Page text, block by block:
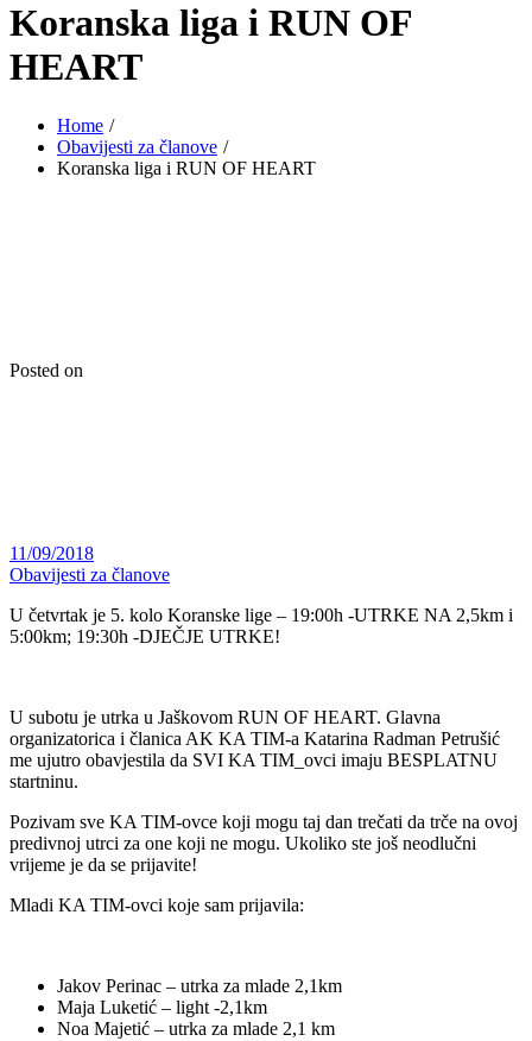
Koranska liga i RUN OF
HEART
Home
Obavijesti za članove
Koranska liga i RUN OF HEART
Posted on
11/09/2018
Obavijesti za članove
U četvrtak je 5. kolo Koranske lige – 19:00h -UTRKE NA 2,5km i
5:00km; 19:30h -DJEČJE UTRKE!
U subotu je utrka u Jaškovom RUN OF HEART. Glavna
organizatorica i članica AK KA TIM-a Katarina Radman Petrušić
me ujutro obavjestila da SVI KA TIM_ovci imaju BESPLATNU
startninu.
Pozivam sve KA TIM-ovce koji mogu taj dan trečati da trče na ovoj
predivnoj utrci za one koji ne mogu. Ukoliko ste još neodlučni
vrijeme je da se prijavite!
Mladi KA TIM-ovci koje sam prijavila:
Jakov Perinac – utrka za mlade 2,1km
Maja Luketić – light -2,1km
Noa Majetić – utrka za mlade 2,1 km